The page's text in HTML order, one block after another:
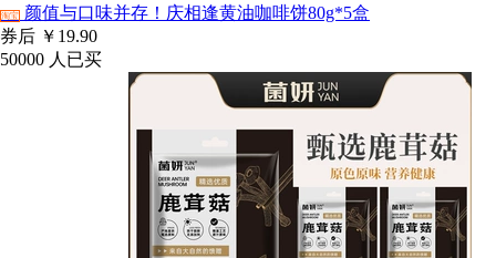
淘宝
颜值与口味并存！庆相逢黄油咖啡饼80g*5盒
券后 ￥19.90
50000 人已买